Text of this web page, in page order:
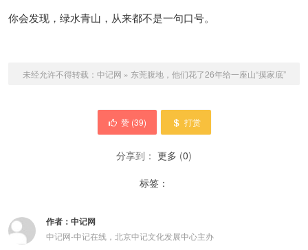
你会发现，绿水青山，从来都不是一句口号。
未经允许不得转载： 中记网 » 东莞腹地，他们花了26年给一座山“摸家底”
赞 (39) 打赏
分享到： 更多 (0)
标签：
作者： 中记网
中记网-中记在线，北京中记文化发展中心主办